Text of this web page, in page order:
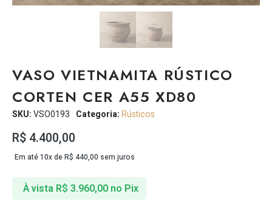
VASO VIETNAMITA RÚSTICO
CORTEN CER A55 XD80
SKU:VSO0193 Categoria: Rústicos
R$ 4.400,00
Em até 10x deR$ 440,00 sem juros
À vista R$ 3.960,00 no Pix